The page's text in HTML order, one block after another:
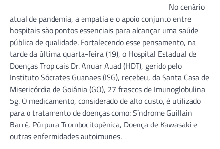
No cenário
atual de pandemia, a empatia e o apoio conjunto entre
hospitais são pontos essenciais para alcançar uma saúde
pública de qualidade. Fortalecendo esse pensamento, na
tarde da última quarta-feira (19), o Hospital Estadual de
Doenças Tropicais Dr. Anuar Auad (HDT), gerido pelo
Instituto Sócrates Guanaes (ISG), recebeu, da Santa Casa de
Misericórdia de Goiânia (GO), 27 frascos de Imunoglobulina
5g. O medicamento, considerado de alto custo, é utilizado
para o tratamento de doenças como: Síndrome Guillain
Barré, Púrpura Trombocitopênica, Doença de Kawasaki e
outras enfermidades autoimunes.